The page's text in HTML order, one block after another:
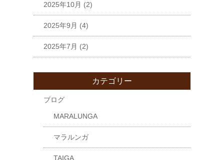
2025年10月 (2)
2025年9月 (4)
2025年7月 (2)
カテゴリー
ブログ
MARALUNGA
マラルンガ
TAIGA